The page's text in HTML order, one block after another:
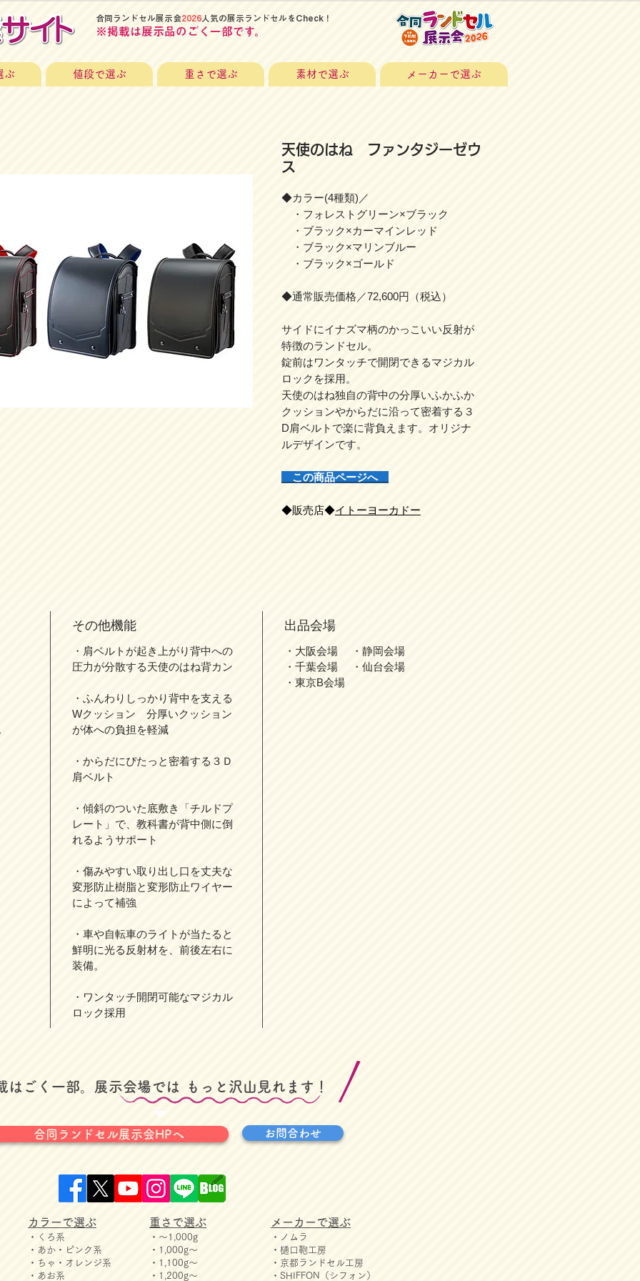
​合同ランドセル展示会2026 人気の展示ランドセルをCheck！
​※掲載は展示品のごく一部です。
ぶ 値段で選ぶ 重さで選ぶ 素材で選ぶ メーカーで選ぶ
天使のはね ファンタジーゼウ
ス
◆カラー(4種類)／
・フォレストグリーン×ブラック
・ブラック×カーマインレッド
・ブラック×マリンブルー
・ブラック×ゴールド
◆通常販売価格／72,600円（税込）
サイドにイナズマ柄のかっこいい反射が
特徴のランドセル。
錠前はワンタッチで開閉できるマジカル
ロックを採用。
天使のはね独自の背中の分厚いふかふか
クッションやからだに沿って密着する３
D肩ベルトで楽に背負えます。オリジナ
ルデザインです。
この商品ページへ
◆販売店◆イトーヨーカドー
その他機能
・肩ベルトが起き上がり背中への
圧力が分散する天使のはね背カン
・ふんわりしっかり背中を支える
Wクッション 分厚いクッション
が体への負担を軽減
・からだにぴたっと密着する３Ｄ
肩ベルト
・傾斜のついた底敷き「チルドプ
レート」で、教科書が背中側に倒
れるようサポート
・傷みやすい取り出し口を丈夫な
変形防止樹脂と変形防止ワイヤー
によって補強
・車や自転車のライトが当たると
鮮明に光る反射材を、前後左右に
装備。
・ワンタッチ開閉可能なマジカル
ロック採用
出品会場
・大阪会場 ・静岡会場
・千葉会場 ・仙台会場
・東京B会場
はごく一部。展示会場では ​もっと沢山見れます！
合同ランドセル展示会HPへ お問合わせ
カラーで選ぶ
・くろ系
・あか・ピンク系
・ちゃ・オレンジ系
・あお系
重さで選ぶ
・～1,000g
・1,000g～
・1,100g～
・1,200g～
メーカーで選ぶ
・ノムラ
・樋口鞄工房
・京都ランドセル工房
・SHIFFON（シフォン）